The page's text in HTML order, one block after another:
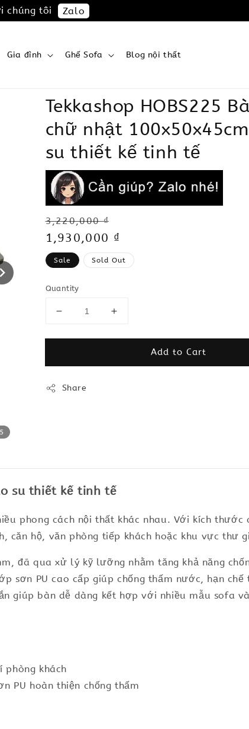
chúng tôi Zalo
Gia đình Ghế Sofa Blog nội thất
Tekkashop HOBS225
chữ nhật
su thiết kế tinh tế
Regular
price
3,220,000 ₫
Sale
price
1,930,000 ₫
Sale Sold Out
Quantity
Add to Cart
Share
su thiết kế tinh tế
phong cách nội thất khác nhau. Với kích thước
căn hộ, văn phòng tiếp khách hoặc khu vực thư
đã qua xử lý kỹ lưỡng nhằm tăng khả năng
sơn PU cao cấp giúp chống thấm nước, hạn chế
giúp bàn dễ dàng kết hợp với nhiều mẫu sofa
phòng khách
PU hoàn thiện chống thấm